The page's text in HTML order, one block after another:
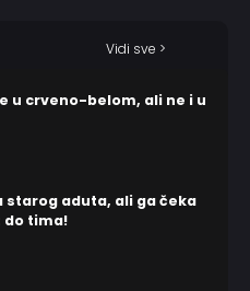
Vidi sve >
u crveno-belom, ali ne i u
starog aduta, ali ga čeka
do tima!